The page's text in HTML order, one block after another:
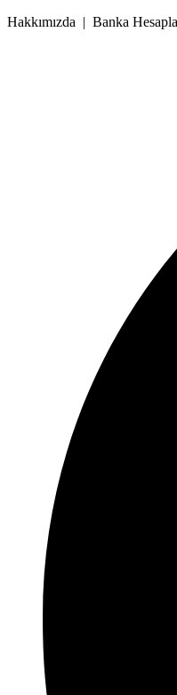
İçeriğe
Hakkımızda | Banka